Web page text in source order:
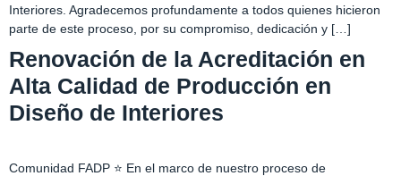
Interiores. Agradecemos profundamente a todos quienes hicieron
parte de este proceso, por su compromiso, dedicación y […]
Renovación de la Acreditación en
Alta Calidad de Producción en
Diseño de Interiores
Comunidad FADP ⭐ En el marco de nuestro proceso de